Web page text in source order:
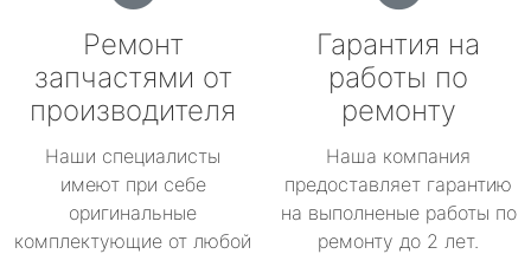
Ремонт
запчастями от
производителя
Наши специалисты
имеют при себе
оригинальные
комплектующие от любой
Гарантия на
работы по
ремонту
Наша компания
предоставляет гарантию
на выполненые работы по
ремонту до 2 лет.